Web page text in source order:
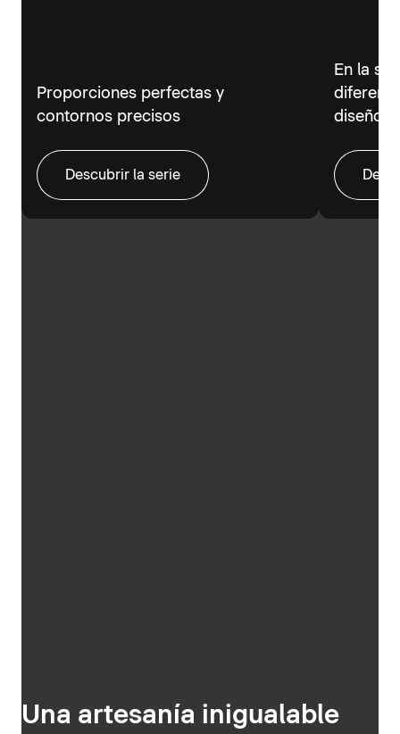
Proporciones perfectas y
contornos precisos
Descubrir la serie
En la
diseño
Una artesanía inigualable